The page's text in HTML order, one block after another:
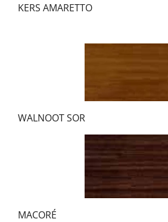
KERS AMARETTO
WALNOOT SOR
MACORÉ